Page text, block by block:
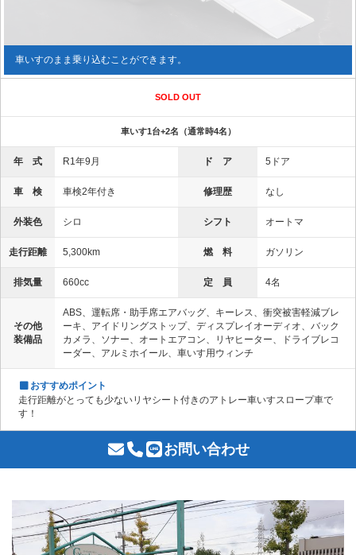
車いすのまま乗り込むことができます。
SOLD OUT
車いす1台+2名（通常時4名）
年 式 R1年9月 ド ア 5ドア
車 検 車検2年付き 修理歴 なし
外装色 シロ シフト オートマ
走行距離 5,300km 燃 料 ガソリン
排気量 660cc 定 員 4名
その他
装備品
ABS、運転席・助手席エアバッグ、キーレス、衝突被害軽減ブレ
ーキ、アイドリングストップ、ディスプレイオーディオ、バック
カメラ、ソナー、オートエアコン、リヤヒーター、ドライブレコ
ーダー、アルミホイール、車いす用ウィンチ
おすすめポイント
走行距離がとっても少ないリヤシート付きのアトレー車いすスロープ車で
す！
お問い合わせ